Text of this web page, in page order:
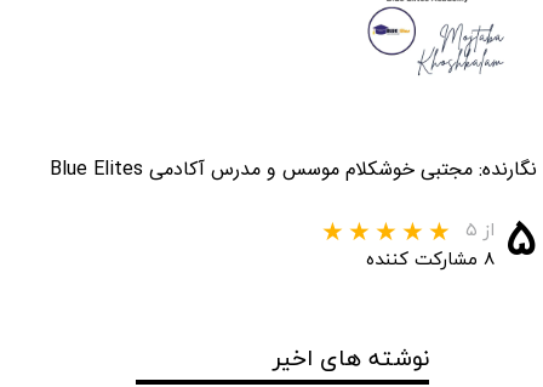
نگارنده: مجتبی خوشکلام موسس و مدرس آکادمی Blue Elites
۵ از ۵
۸ مشارکت کننده
نوشته های اخیر